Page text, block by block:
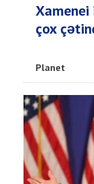
çox
Planet